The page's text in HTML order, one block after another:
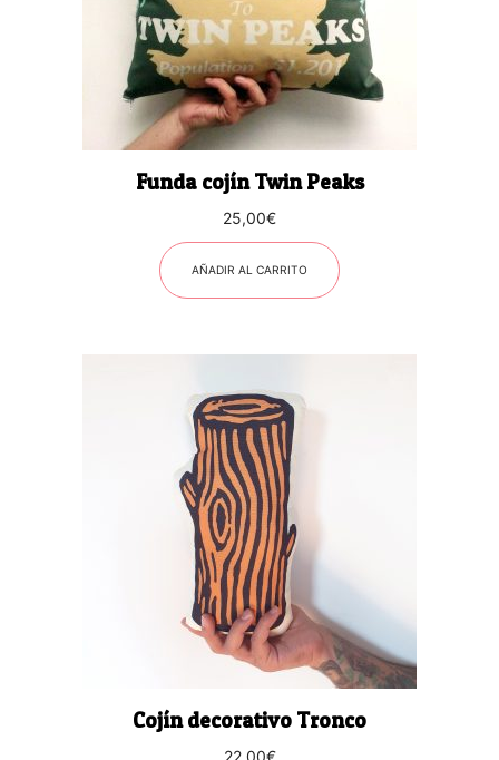
Funda cojín Twin Peaks
25,00€
AÑADIR AL CARRITO
Cojín decorativo Tronco
22,00€